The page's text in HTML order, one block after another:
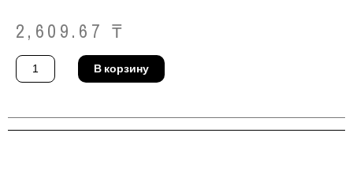
2,609.67 ₸
Количество
товара
Угловое
BROWN
угол
В корзину